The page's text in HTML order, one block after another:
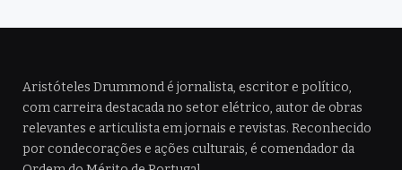
Aristóteles Drummond é jornalista, escritor e político,
com carreira destacada no setor elétrico, autor de obras
relevantes e articulista em jornais e revistas. Reconhecido
por condecorações e ações culturais, é comendador da